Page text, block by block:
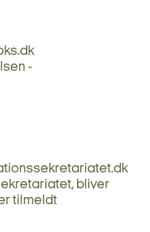
-
bliver
tilmeldt